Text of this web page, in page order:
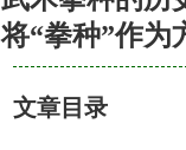
将“拳种”作为
文章目录